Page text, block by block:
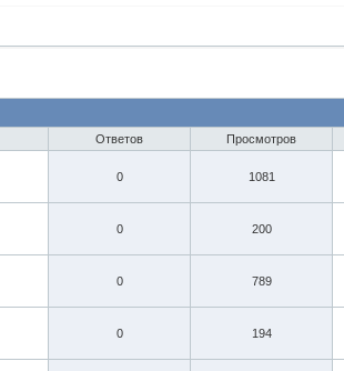
Ответов Просмотров
0 1081
0 200
0 789
0 194